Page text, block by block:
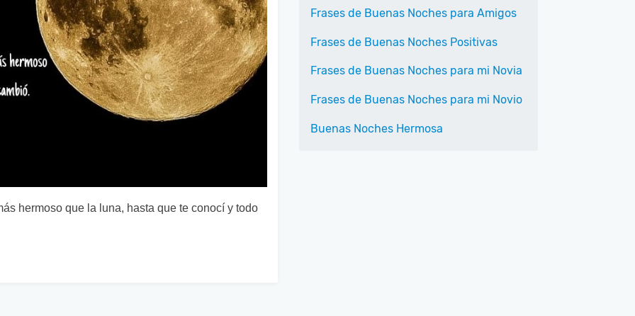
hermoso que la luna, hasta que te conocí y todo
Frases de Buenas Noches para Amigos
Frases de Buenas Noches Positivas
Frases de Buenas Noches para mi Novia
Frases de Buenas Noches para mi Novio
Buenas Noches Hermosa